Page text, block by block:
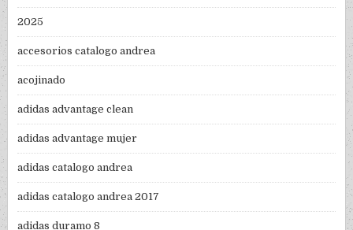
2025
accesorios catalogo andrea
acojinado
adidas advantage clean
adidas advantage mujer
adidas catalogo andrea
adidas catalogo andrea 2017
adidas duramo 8